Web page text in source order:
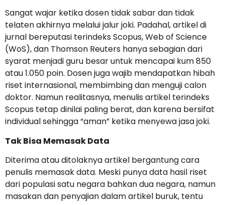
Sangat wajar ketika dosen tidak sabar dan tidak
telaten akhirnya melalui jalur joki. Padahal, artikel di
jurnal bereputasi terindeks Scopus, Web of Science
(WoS), dan Thomson Reuters hanya sebagian dari
syarat menjadi guru besar untuk mencapai kum 850
atau 1.050 poin. Dosen juga wajib mendapatkan hibah
riset internasional, membimbing dan menguji calon
doktor. Namun realitasnya, menulis artikel terindeks
Scopus tetap dinilai paling berat, dan karena bersifat
individual sehingga “aman” ketika menyewa jasa joki.
Tak Bisa Memasak Data
Diterima atau ditolaknya artikel bergantung cara
penulis memasak data. Meski punya data hasil riset
dari populasi satu negara bahkan dua negara, namun
masakan dan penyajian dalam artikel buruk, tentu